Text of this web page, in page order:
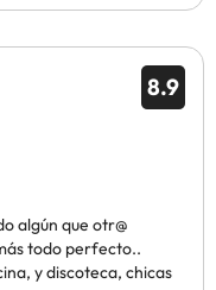
8.9
algún que otr@
todo perfecto..
y discoteca, chicas